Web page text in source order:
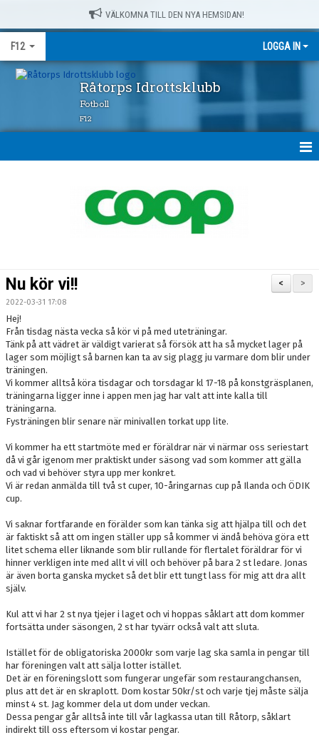
VÄLKOMNA TILL DEN NYA HEMSIDAN!
F12 LOGGA IN
Råtorps Idrottsklubb
Fotboll
F12
TRUPPEN
BILDGALLERI
DOKUMENT
KONTAKT
>
<
Nu kör vi!!
2022-03-31 17:08
Hej!
Från tisdag nästa vecka så kör vi på med uteträningar.
Tänk på att vädret är väldigt varierat så försök att ha så mycket lager på
lager som möjligt så barnen kan ta av sig plagg ju varmare dom blir under
träningen.
Vi kommer alltså köra tisdagar och torsdagar kl 17-18 på konstgräsplanen,
träningarna ligger inne i appen men jag har valt att inte kalla till
träningarna.
Fysträningen blir senare när minivallen torkat upp lite.
Vi kommer ha ett startmöte med er föräldrar när vi närmar oss seriestart
då vi går igenom mer praktiskt under säsong vad som kommer att gälla
och vad vi behöver styra upp mer konkret.
Vi är redan anmälda till två st cuper, 10-åringarnas cup på Ilanda och ÖDIK
cup.
Vi saknar fortfarande en förälder som kan tänka sig att hjälpa till och det
är faktiskt så att om ingen ställer upp så kommer vi ändå behöva göra ett
litet schema eller liknande som blir rullande för flertalet föräldrar för vi
hinner verkligen inte med allt vi vill och behöver på bara 2 st ledare. Jonas
är även borta ganska mycket så det blir ett tungt lass för mig att dra allt
själv.
Kul att vi har 2 st nya tjejer i laget och vi hoppas såklart att dom kommer
fortsätta under säsongen, 2 st har tyvärr också valt att sluta.
Istället för de obligatoriska 2000kr som varje lag ska samla in pengar till
har föreningen valt att sälja lotter istället.
Det är en föreningslott som fungerar ungefär som restaurangchansen,
plus att det är en skraplott. Dom kostar 50kr/st och varje tjej måste sälja
minst 4 st. Jag kommer dela ut dom under veckan.
Dessa pengar går alltså inte till vår lagkassa utan till Råtorp, såklart
indirekt till oss eftersom vi kostar pengar.